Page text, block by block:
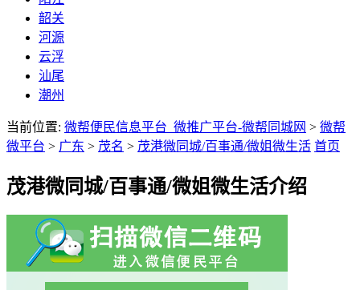
韶关
河源
云浮
汕尾
潮州
当前位置: 微帮便民信息平台_微推广平台-微帮同城网 > 微帮
微平台 > 广东 > 茂名 > 茂港微同城/百事通/微姐微生活 首页
茂港微同城/百事通/微姐微生活介绍